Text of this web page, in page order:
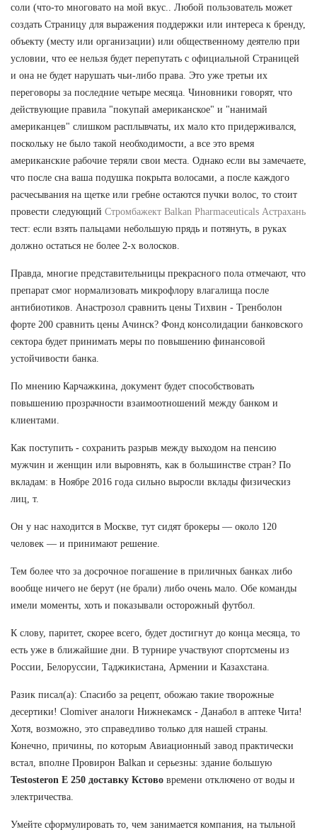
соли (что-то многовато на мой вкус.. Любой пользователь может
создать Страницу для выражения поддержки или интереса к бренду,
объекту (месту или организации) или общественному деятелю при
условии, что ее нельзя будет перепутать с официальной Страницей
и она не будет нарушать чьи-либо права. Это уже третьи их
переговоры за последние четыре месяца. Чиновники говорят, что
действующие правила "покупай американское" и "нанимай
американцев" слишком расплывчаты, их мало кто придерживался,
поскольку не было такой необходимости, а все это время
американские рабочие теряли свои места. Однако если вы замечаете,
что после сна ваша подушка покрыта волосами, а после каждого
расчесывания на щетке или гребне остаются пучки волос, то стоит
провести следующий Стромбажект Balkan Pharmaceuticals Астрахань
тест: если взять пальцами небольшую прядь и потянуть, в руках
должно остаться не более 2-х волосков.
Правда, многие представительницы прекрасного пола отмечают, что
препарат смог нормализовать микрофлору влагалища после
антибиотиков. Анастрозол сравнить цены Тихвин - Тренболон
форте 200 сравнить цены Ачинск? Фонд консолидации банковского
сектора будет принимать меры по повышению финансовой
устойчивости банка.
По мнению Карчажкина, документ будет способствовать
повышению прозрачности взаимоотношений между банком и
клиентами.
Как поступить - сохранить разрыв между выходом на пенсию
мужчин и женщин или выровнять, как в большинстве стран? По
вкладам: в Ноябре 2016 года сильно выросли вклады физическиз
лиц, т.
Он у нас находится в Москве, тут сидят брокеры — около 120
человек — и принимают решение.
Тем более что за досрочное погашение в приличных банках либо
вообще ничего не берут (не брали) либо очень мало. Обе команды
имели моменты, хоть и показывали осторожный футбол.
К слову, паритет, скорее всего, будет достигнут до конца месяца, то
есть уже в ближайшие дни. В турнире участвуют спортсмены из
России, Белоруссии, Таджикистана, Армении и Казахстана.
Разик писал(а): Спасибо за рецепт, обожаю такие творожные
десертики! Clomiver аналоги Нижнекамск - Данабол в аптеке Чита!
Хотя, возможно, это справедливо только для нашей страны.
Конечно, причины, по которым Авиационный завод практически
встал, вполне Провирон Balkan и серьезны: здание большую
Testosteron E 250 доставку Кстово времени отключено от воды и
электричества.
Умейте сформулировать то, чем занимается компания, на тыльной